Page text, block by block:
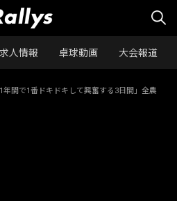
求人情報 卓球動画 大会報道
年間で1番ドキドキして興奮する3日間」全農